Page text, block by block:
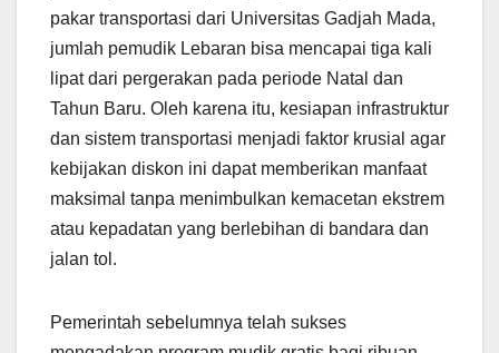
pakar transportasi dari Universitas Gadjah Mada,
jumlah pemudik Lebaran bisa mencapai tiga kali
lipat dari pergerakan pada periode Natal dan
Tahun Baru. Oleh karena itu, kesiapan infrastruktur
dan sistem transportasi menjadi faktor krusial agar
kebijakan diskon ini dapat memberikan manfaat
maksimal tanpa menimbulkan kemacetan ekstrem
atau kepadatan yang berlebihan di bandara dan
jalan tol.
Pemerintah sebelumnya telah sukses